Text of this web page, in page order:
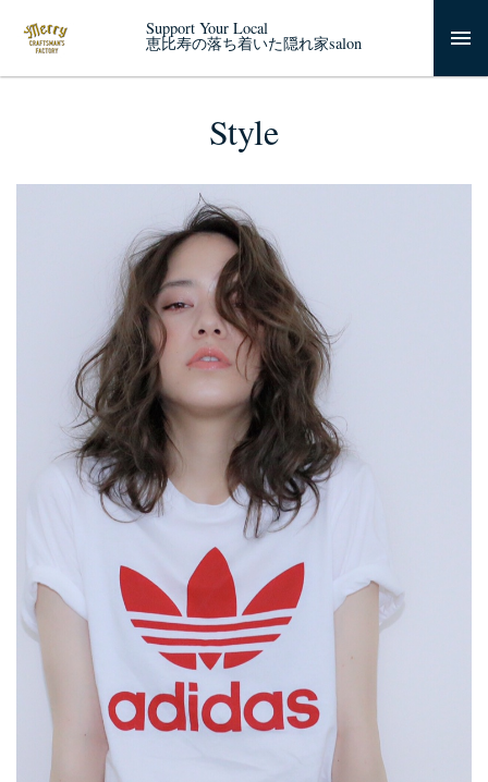
Support Your Local
恵比寿の落ち着いた隠れ家salon
Style